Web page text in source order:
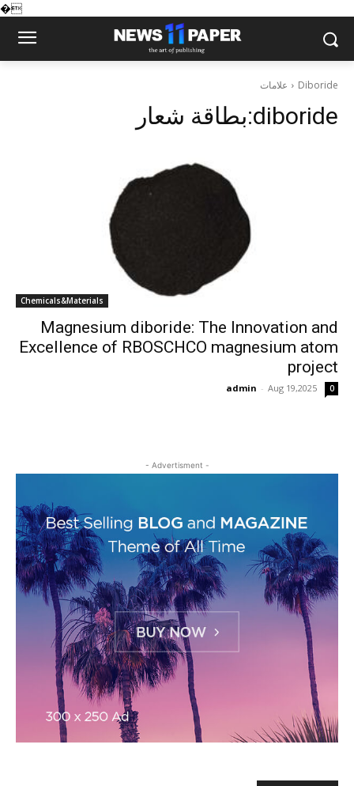
�
علامات Diboride
بطاقة شعار:diboride
Chemicals&Materials
Magnesium diboride: The Innovation and
Excellence of RBOSCHCO magnesium atom
project
admin - Aug 19,2025 0
- Advertisment -